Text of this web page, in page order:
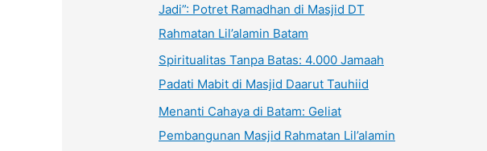
Jadi”: Potret Ramadhan di Masjid DT
Rahmatan Lil’alamin Batam
Spiritualitas Tanpa Batas: 4.000 Jamaah
Padati Mabit di Masjid Daarut Tauhiid
Menanti Cahaya di Batam: Geliat
Pembangunan Masjid Rahmatan Lil’alamin